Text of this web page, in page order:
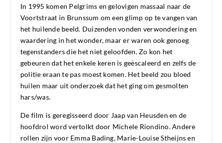
In 1995 komen Pelgrims en gelovigen massaal naar de
Voortstraat in Brunssum om een glimp op te vangen van
het huilende beeld. Duizenden vonden verwondering en
waardering in het wonder, maar er waren ook genoeg
tegenstanders die het niet geloofden. Zo kon het
gebeuren dat het enkele keren is geëscaleerd en zelfs de
politie eraan te pas moest komen. Het beeld zou bloed
huilen maar uit onderzoek dat het ging om gesmolten
hars/was.
De film is geregisseerd door Jaap van Heusden en de
hoofdrol word vertolkt door Michele Riondino. Andere
rollen zijn voor Emma Bading, Marie-Louise Stheijns en